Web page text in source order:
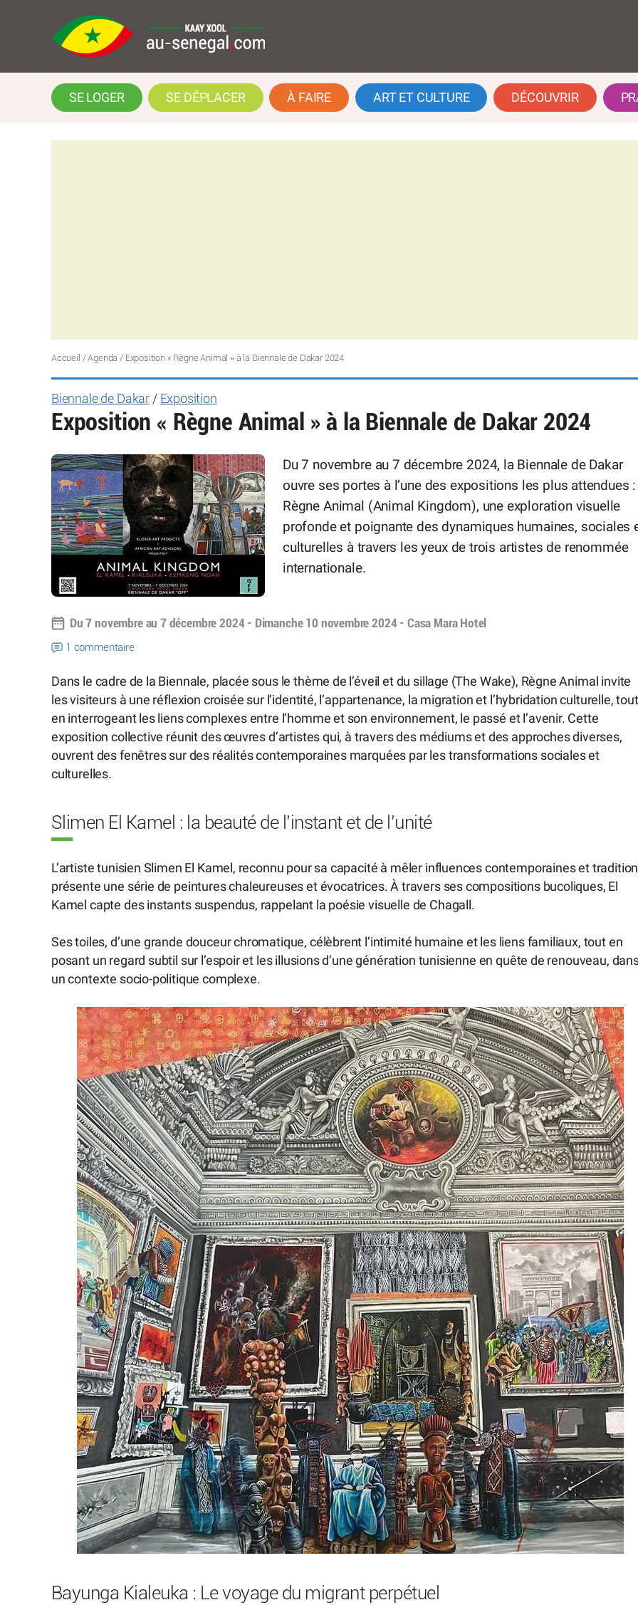
SE LOGER SE DÉPLACER À FAIRE ART ET CULTURE DÉCOUVRIR
Accueil /Agenda / Exposition « Règne Animal » à la Biennale de Dakar 2024
Biennale de Dakar / Exposition
Exposition « Règne Animal » à la Biennale de Dakar 2024
Du 7 novembre au 7 décembre 2024, la Biennale de Dakar
ouvre ses portes à l’une des expositions les plus attendues :
Règne Animal (Animal Kingdom), une exploration visuelle
profonde et poignante des dynamiques humaines, sociales
culturelles à travers les yeux de trois artistes de renommée
internationale.
Du 7 novembre au 7 décembre 2024 - Dimanche 10 novembre 2024 - Casa Mara Hotel
1 commentaire
Dans le cadre de la Biennale, placée sous le thème de l’éveil et du sillage (The Wake), Règne Animal invite
les visiteurs à une réflexion croisée sur l’identité, l’appartenance, la migration et l’hybridation culturelle, tout
en interrogeant les liens complexes entre l’homme et son environnement, le passé et l’avenir. Cette
exposition collective réunit des œuvres d’artistes qui, à travers des médiums et des approches diverses,
ouvrent des fenêtres sur des réalités contemporaines marquées par les transformations sociales et
culturelles.
Slimen El Kamel : la beauté de l’instant et de l’unité
L’artiste tunisien Slimen El Kamel, reconnu pour sa capacité à mêler influences contemporaines et
présente une série de peintures chaleureuses et évocatrices. À travers ses compositions bucoliques, El
Kamel capte des instants suspendus, rappelant la poésie visuelle de Chagall.
Ses toiles, d’une grande douceur chromatique, célèbrent l’intimité humaine et les liens familiaux, tout en
posant un regard subtil sur l’espoir et les illusions d’une génération tunisienne en quête de renouveau,
un contexte socio-politique complexe.
Bayunga Kialeuka : Le voyage du migrant perpétuel